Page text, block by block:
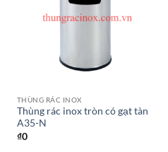
THÙNG RÁC INOX
Thùng rác inox tròn có gạt tàn
A35-N
₫0